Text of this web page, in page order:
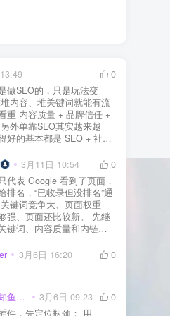
0
做SEO的，只是玩法变
内容、堆关键词就能有流
重 内容质量 + 品牌信任 +
外单靠SEO其实越来越
好的基本都是 SEO + 社媒
期获客渠道，但不能再当
。
3月11日 10:54
0
代表 Google 看到了页面，
排名，“已收录但没排名”通
键词竞争大、页面权重
强、页面还比较新。 先继
键词、内容质量和内链，
3月6日 16:20
0
子非鱼也安知鱼之乐 3月6日 09:23
0
，先定位瓶颈： 用